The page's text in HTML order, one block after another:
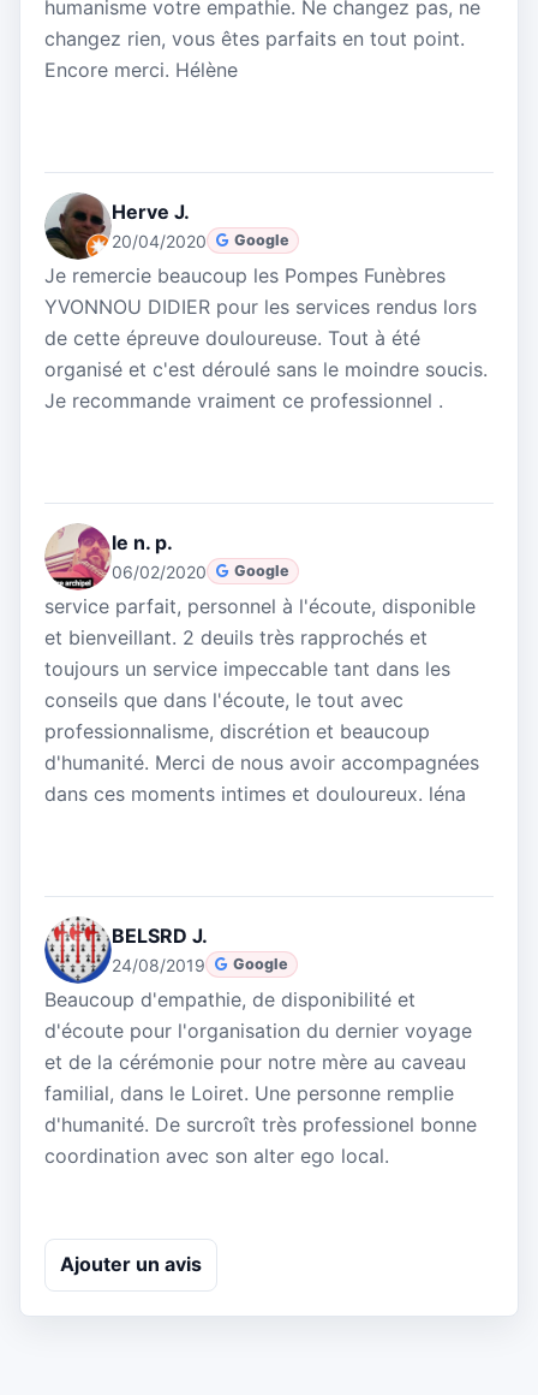
humanisme votre empathie. Ne changez pas, ne
changez rien, vous êtes parfaits en tout point.
Encore merci. Hélène
Herve J.
20/04/2020 Google
Je remercie beaucoup les Pompes Funèbres
YVONNOU DIDIER pour les services rendus lors
de cette épreuve douloureuse. Tout à été
organisé et c'est déroulé sans le moindre soucis.
Je recommande vraiment ce professionnel .
le n. p.
06/02/2020 Google
service parfait, personnel à l'écoute, disponible
et bienveillant. 2 deuils très rapprochés et
toujours un service impeccable tant dans les
conseils que dans l'écoute, le tout avec
professionnalisme, discrétion et beaucoup
d'humanité. Merci de nous avoir accompagnées
dans ces moments intimes et douloureux. léna
BELSRD J.
24/08/2019 Google
Beaucoup d'empathie, de disponibilité et
d'écoute pour l'organisation du dernier voyage
et de la cérémonie pour notre mère au caveau
familial, dans le Loiret. Une personne remplie
d'humanité. De surcroît très professionel bonne
coordination avec son alter ego local.
Ajouter un avis